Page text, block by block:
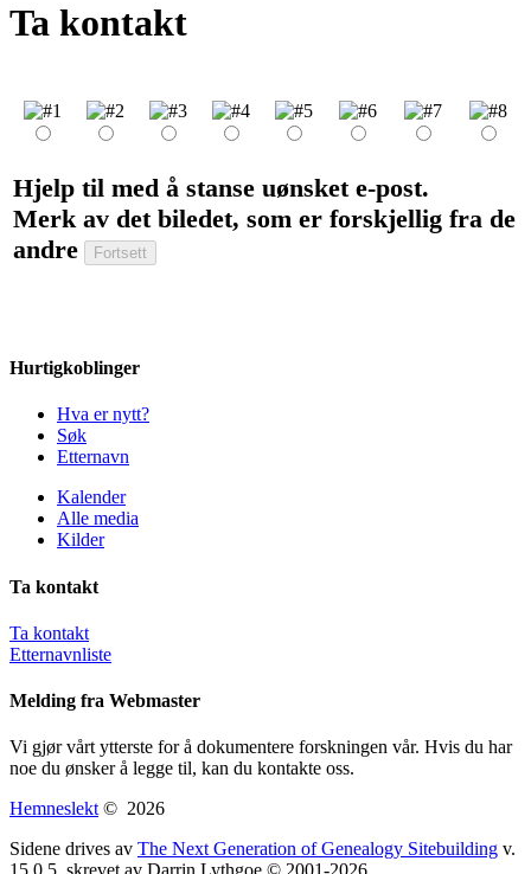
Ta kontakt
Hjelp til med å stanse uønsket e-post.
Merk av det biledet, som er forskjellig fra de
andre
Hurtigkoblinger
Hva er nytt?
Søk
Etternavn
Kalender
Alle media
Kilder
Ta kontakt
Ta kontakt
Etternavnliste
Melding fra Webmaster
Vi gjør vårt ytterste for å dokumentere forskningen vår. Hvis du har
noe du ønsker å legge til, kan du kontakte oss.
Hemneslekt© 2026
Sidene drives av The Next Generation of Genealogy Sitebuilding v.